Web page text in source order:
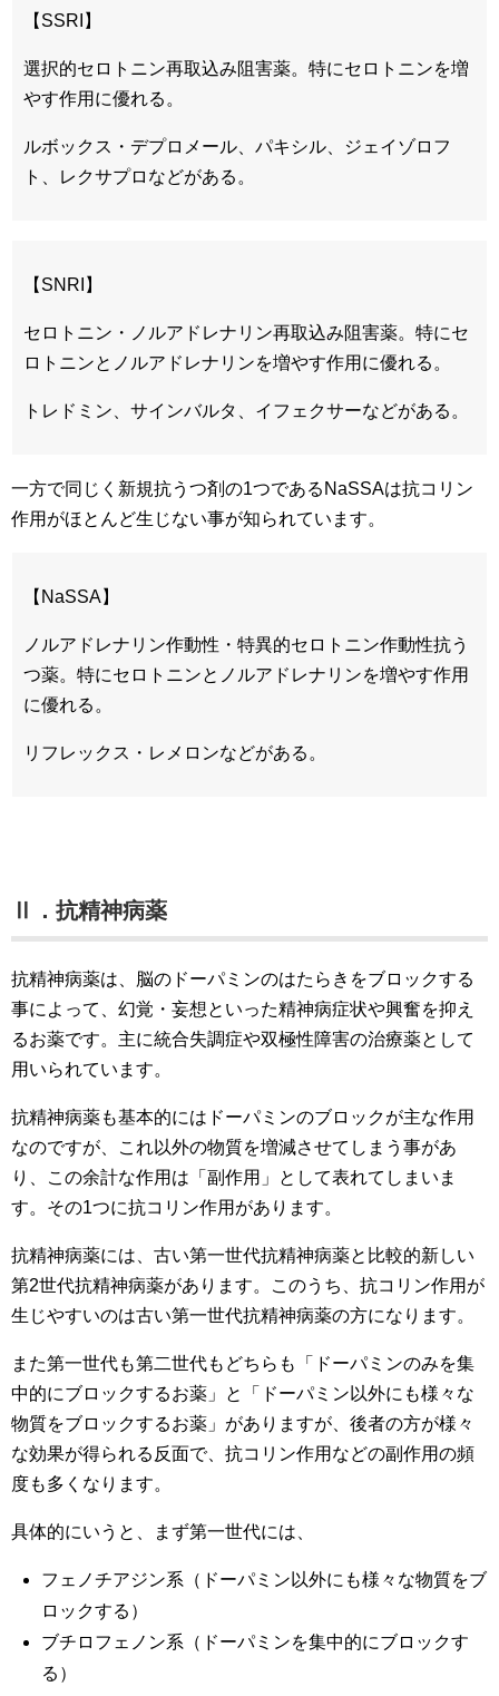
【SSRI】
選択的セロトニン再取込み阻害薬。特にセロトニンを増
やす作用に優れる。
ルボックス・デプロメール、パキシル、ジェイゾロフ
ト、レクサプロなどがある。
【SNRI】
セロトニン・ノルアドレナリン再取込み阻害薬。特にセ
ロトニンとノルアドレナリンを増やす作用に優れる。
トレドミン、サインバルタ、イフェクサーなどがある。
一方で同じく新規抗うつ剤の1つであるNaSSAは抗コリン
作用がほとんど生じない事が知られています。
【NaSSA】
ノルアドレナリン作動性・特異的セロトニン作動性抗う
つ薬。特にセロトニンとノルアドレナリンを増やす作用
に優れる。
リフレックス・レメロンなどがある。
Ⅱ．抗精神病薬
抗精神病薬は、脳のドーパミンのはたらきをブロックする
事によって、幻覚・妄想といった精神病症状や興奮を抑え
るお薬です。主に統合失調症や双極性障害の治療薬として
用いられています。
抗精神病薬も基本的にはドーパミンのブロックが主な作用
なのですが、これ以外の物質を増減させてしまう事があ
り、この余計な作用は「副作用」として表れてしまいま
す。その1つに抗コリン作用があります。
抗精神病薬には、古い第一世代抗精神病薬と比較的新しい
第2世代抗精神病薬があります。このうち、抗コリン作用が
生じやすいのは古い第一世代抗精神病薬の方になります。
また第一世代も第二世代もどちらも「ドーパミンのみを集
中的にブロックするお薬」と「ドーパミン以外にも様々な
物質をブロックするお薬」がありますが、後者の方が様々
な効果が得られる反面で、抗コリン作用などの副作用の頻
度も多くなります。
具体的にいうと、まず第一世代には、
フェノチアジン系（ドーパミン以外にも様々な物質をブ
ロックする）
ブチロフェノン系（ドーパミンを集中的にブロックす
る）